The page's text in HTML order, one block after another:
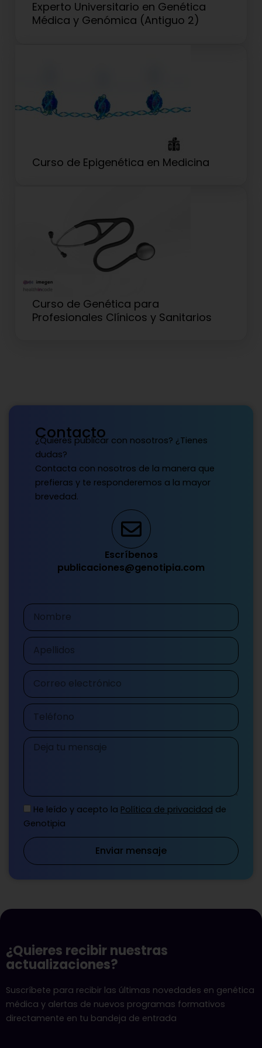
Experto Universitario en Genética
Médica y Genómica (Antiguo 2)
Curso de Epigenética en Medicina
Curso de Genética para
Profesionales Clínicos y Sanitarios
Contacto
¿Quieres publicar con nosotros? ¿Tienes
dudas?
Contacta con nosotros de la manera que
prefieras y te responderemos a la mayor
brevedad.
Escríbenos
publicaciones@genotipia.com
Nombre
Apellidos
Correo
electrónico
Teléfono
Mensaje
He leído y acepto la Política de privacidad de
Genotipia
Enviar mensaje
¿Quieres recibir nuestras
actualizaciones?
Suscríbete para recibir las últimas novedades en genética
médica y alertas de nuevos programas formativos
directamente en tu bandeja de entrada